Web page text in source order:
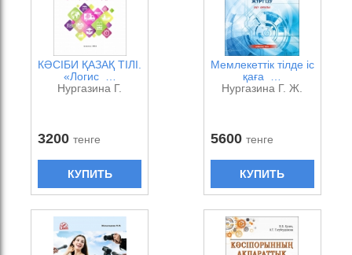
КӘСІБИ ҚАЗАҚ ТІЛІ.
«Логис …
Нургазина Г.
3200тенге
КУПИТЬ
Мемлекеттік тілде іс
қаға …
Нургазина Г. Ж.
5600 тенге
КУПИТЬ